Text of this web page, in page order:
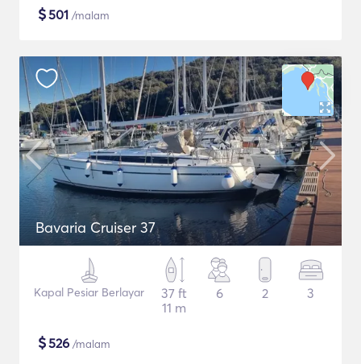
$501 /malam
Bavaria Cruiser 37
Kapal Pesiar Berlayar
37 ft
11 m
6 2 3
$526 /malam